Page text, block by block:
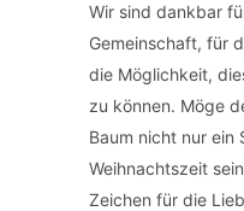
Wir sind dankbar
Gemeinschaft, für
die Möglichkeit,
zu können. Möge
Baum nicht nur ein
Weihnachtszeit
Zeichen für die